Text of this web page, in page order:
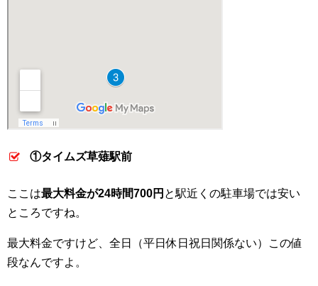
①タイムズ草薙駅前
ここは最大料金が24時間700円 と駅近くの駐車場では安い
ところですね。
最大料金ですけど、全日（平日休日祝日関係ない）この値
段なんですよ。